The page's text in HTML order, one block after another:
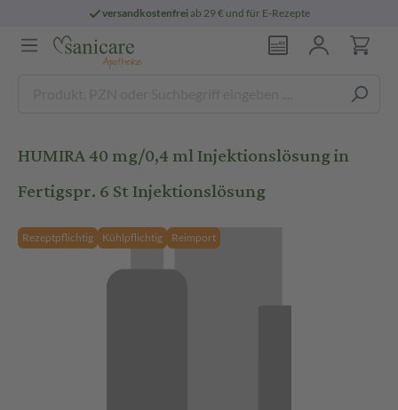
versandkostenfreiab 29 € und für E-Rezepte
HUMIRA 40 mg/0,4 ml Injektionslösung in
Fertigspr. 6 St Injektionslösung
Rezeptpflichtig Kühlpflichtig Reimport